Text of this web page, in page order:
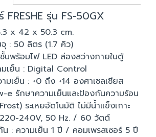
FRESHE รุ่น FS-50GX
x 42 x 50.3 cm.
: 50 ลิตร (1.7 คิว)
นพร้อมไฟ LED ส่องสว่างภายในตู้
มเย็น : Digital Control
เย็น : +0 ถึง +14 องศาเซลเซียส
e รักษาความเย็นและป้องกันความร้อน
ระเหยอัตโนมัติ ไม่มีน้ำแข็งเกาะ
240V, 50 Hz. / 60 วัตต์
น : ความเย็น 1 ปี / คอมเพรสเซอร์ 5 ปี